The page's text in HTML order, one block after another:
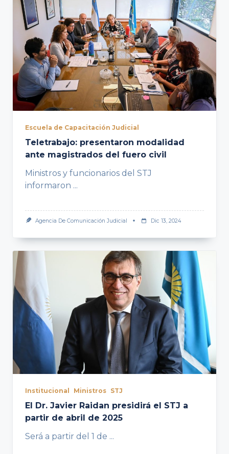
Escuela de Capacitación Judicial
Teletrabajo: presentaron modalidad
ante magistrados del fuero civil
Ministros y funcionarios del STJ
informaron ...
Agencia De Comunicación Judicial Dic 13, 2024
Institucional Ministros STJ
El Dr. Javier Raidan presidirá el STJ a
partir de abril de 2025
Será a partir del 1 de ...